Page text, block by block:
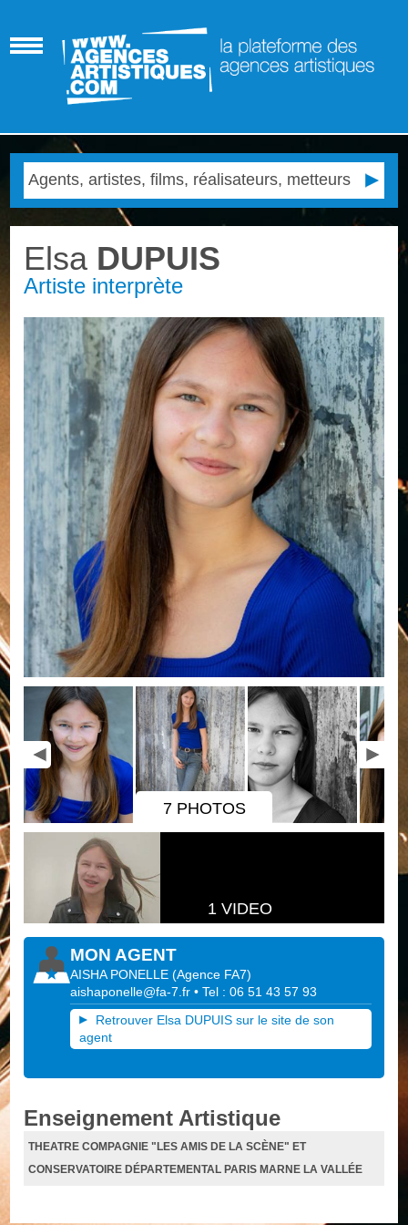
Elsa DUPUIS
Artiste interprète
7 PHOTOS
1 VIDEO
MON AGENT
AISHA PONELLE (Agence FA7)
aishaponelle@fa-7.fr • Tel : 06 51 43 57 93
Retrouver Elsa DUPUIS sur le site de son
agent
Enseignement Artistique
THEATRE COMPAGNIE "LES AMIS DE LA SCÈNE" ET
CONSERVATOIRE DÉPARTEMENTAL PARIS MARNE LA VALLÉE